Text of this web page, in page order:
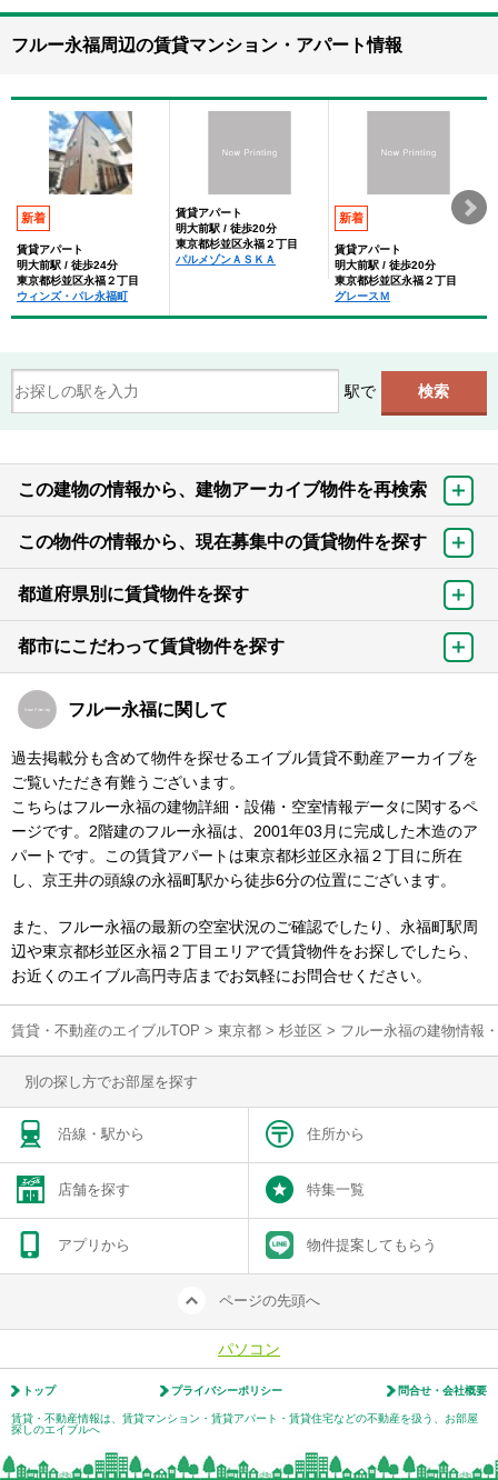
フルー永福周辺の賃貸マンション・アパート情報
新着
賃貸アパート
明大前駅 / 徒歩24分
東京都杉並区永福２丁目
ウィンズ・パレ永福町
賃貸アパート
明大前駅 / 徒歩20分
東京都杉並区永福２丁目
パルメゾンＡＳＫＡ
新着
賃貸アパート
明大前駅 / 徒歩20分
東京都杉並区永福２丁目
グレースＭ
駅で
この建物の情報から、建物アーカイブ物件を再検索
この物件の情報から、現在募集中の賃貸物件を探す
都道府県別に賃貸物件を探す
都市にこだわって賃貸物件を探す
フルー永福に関して
過去掲載分も含めて物件を探せるエイブル賃貸不動産アーカイブを
ご覧いただき有難うございます。
こちらはフルー永福の建物詳細・設備・空室情報データに関するペ
ージです。2階建のフルー永福は、2001年03月に完成した木造のア
パートです。この賃貸アパートは東京都杉並区永福２丁目に所在
し、京王井の頭線の永福町駅から徒歩6分の位置にございます。
また、フルー永福の最新の空室状況のご確認でしたり、永福町駅周
辺や東京都杉並区永福２丁目エリアで賃貸物件をお探しでしたら、
お近くのエイブル高円寺店までお気軽にお問合せください。
賃貸・不動産のエイブルTOP > 東京都 > 杉並区 > フルー永福の建物情報
別の探し方でお部屋を探す
沿線・駅から 住所から
店舗を探す 特集一覧
アプリから 物件提案してもらう
ページの先頭へ
パソコン
トップ プライバシーポリシー 問合せ・会社概要
賃貸・不動産情報は、賃貸マンション・賃貸アパート・賃貸住宅などの不動産を扱う、お部屋
探しのエイブルへ